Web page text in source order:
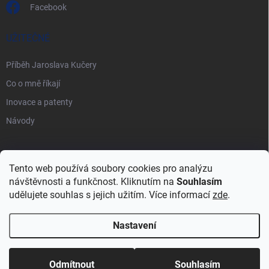
Tento web používá soubory cookies pro analýzu
návštěvnosti a funkčnost. Kliknutím na Souhlasím
udělujete souhlas s jejich užitím. Více informací zde.
Nastavení
Odmítnout Souhlasím
Facebook
UŽITEČNÉ
Příběh Jaroslava Kučery
Co o mně říkají
Inovace a patenty
Návody
Copyright 2026Vynálezce pro život. Všechna práva vyhrazena.Upravit